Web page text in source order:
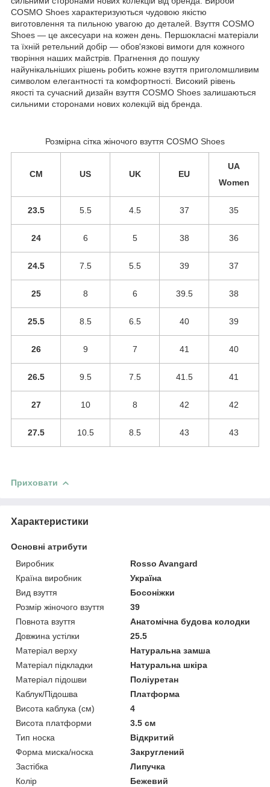
COSMO Shoes характеризуються чудовою якістю
виготовлення та пильною увагою до деталей. Взуття COSMO
Shoes — це аксесуари на кожен день. Першокласні матеріали
та їхній ретельний добір — обов'язкові вимоги для кожного
творіння наших майстрів. Прагнення до пошуку
найунікальніших рішень робить кожне взуття приголомшливим
символом елегантності та комфортності. Високий рівень
якості та сучасний дизайн взуття COSMO Shoes залишаються
сильними сторонами нових колекцій від бренда.
Розмірна сітка жіночого взуття COSMO Shoes
CM US UK EU
UA
Women
23.5 5.5 4.5 37 35
24 6 5 38 36
24.5 7.5 5.5 39 37
25 8 6 39.5 38
25.5 8.5 6.5 40 39
26 9 7 41 40
26.5 9.5 7.5 41.5 41
27 10 8 42 42
27.5 10.5 8.5 43 43
Приховати
Характеристики
Основні атрибути
Виробник
Rosso Avangard
Країна виробник
Україна
Вид взуття
Босоніжки
Розмір жіночого взуття
39
Повнота взуття
Анатомічна будова колодки
Довжина устілки
25.5
Матеріал верху
Натуральна замша
Матеріал підкладки
Натуральна шкіра
Матеріал підошви
Поліуретан
Каблук/Підошва
Платформа
Висота каблука (см)
4
Висота платформи
3.5 см
Тип носка
Відкритий
Форма миска/носка
Закруглений
Застібка
Липучка
Колір
Бежевий